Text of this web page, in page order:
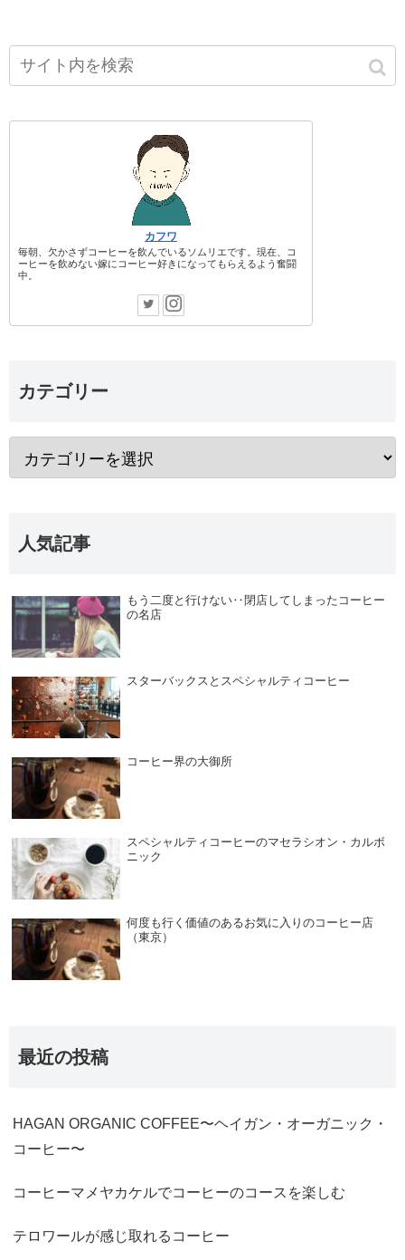
カフワ
毎朝、欠かさずコーヒーを飲んでいるソムリエです。現在、コ
ーヒーを飲めない嫁にコーヒー好きになってもらえるよう奮闘
中。
カテゴリー
人気記事
もう二度と行けない‥閉店してしまったコーヒー
の名店
スターバックスとスペシャルティコーヒー
コーヒー界の大御所
スペシャルティコーヒーのマセラシオン・カルボ
ニック
何度も行く価値のあるお気に入りのコーヒー店
（東京）
最近の投稿
HAGAN ORGANIC COFFEE〜ヘイガン・オーガニック・
コーヒー〜
コーヒーマメヤカケルでコーヒーのコースを楽しむ
テロワールが感じ取れるコーヒー